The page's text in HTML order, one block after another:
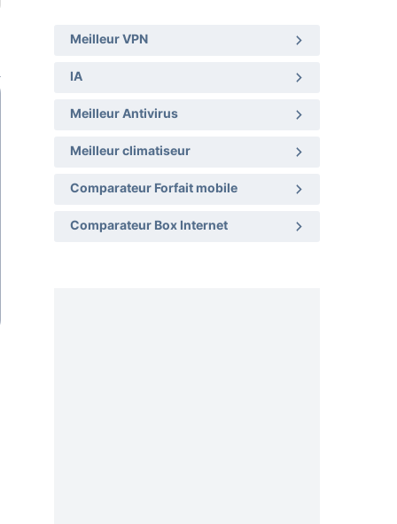
Meilleur VPN
IA
Meilleur Antivirus
Meilleur climatiseur
Comparateur Forfait mobile
Comparateur Box Internet